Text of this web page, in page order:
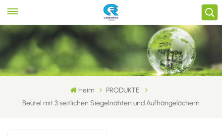
Heim
PRODUKTE
Beutel mit 3 seitlichen Siegelnähten und Aufhängelöchern